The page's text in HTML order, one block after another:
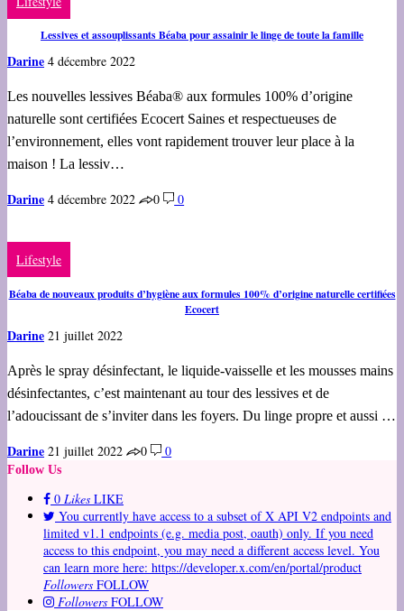
Lessives et assouplissants Béaba pour assainir le linge de toute la famille
Darine 4 décembre 2022
Les nouvelles lessives Béaba® aux formules 100% d’origine
naturelle sont certifiées Ecocert Saines et respectueuses de
l’environnement, elles vont rapidement trouver leur place à la
maison ! La lessiv…
Darine 4 décembre 2022 0 0
Lifestyle
Béaba de nouveaux produits d’hygiène aux formules 100% d’origine naturelle certifiées
Ecocert
Darine 21 juillet 2022
Après le spray désinfectant, le liquide-vaisselle et les mousses mains
désinfectantes, c’est maintenant au tour des lessives et de
l’adoucissant de s’inviter dans les foyers. Du linge propre et aussi …
Darine 21 juillet 2022 0 0
Follow Us
0 Likes LIKE
You currently have access to a subset of X API V2 endpoints and
limited v1.1 endpoints (e.g. media post, oauth) only. If you need
access to this endpoint, you may need a different access level. You
can learn more here: https://developer.x.com/en/portal/product
Followers FOLLOW
Followers FOLLOW